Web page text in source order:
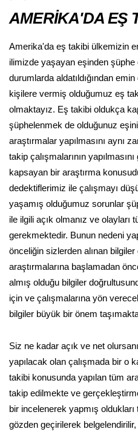
AMERİKA'DA EŞ
Amerika'da eş takibi ülkemizin
ilimizde yaşayan eşinden şüphe
durumlarda aldatıldığından
kişilere vermiş olduğumuz eş
olmaktayız. Eş takibi oldukça
şüphelenmek de olduğunuz
araştırmalar yapılmasını aynı
takip çalışmalarının
kapsayan bir araştırma
dedektiflerimiz ile çalışmayı
yaşamış olduğumuz sorunlar
ile ilgili açık olmanız ve olayları
gerekmektedir. Bunun nedeni
önceliğin sizlerden alınan bilgiler
araştırmalarına başlamadan
almış olduğu bilgiler
için ve çalışmalarına yön
bilgiler büyük bir önem
Siz ne kadar açık ve net
yapılacak olan çalışmada bir o
takibi konusunda yapılan tüm
takip edilmekte ve
bir incelenerek yapmış
gözden geçirilerek